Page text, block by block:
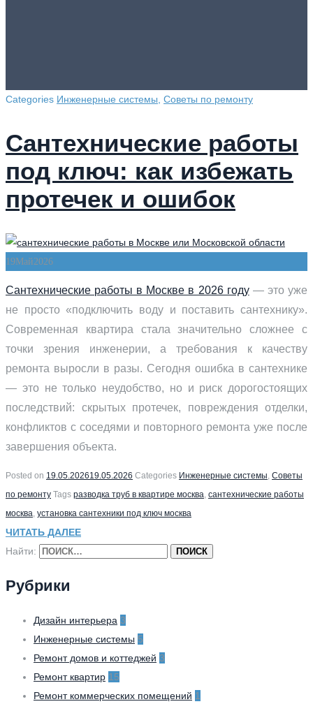
Categories Инженерные системы, Советы по ремонту
Сантехнические работы
под ключ: как избежать
протечек и ошибок
19Май2026
Сантехнические работы в Москве в 2026 году— это уже
не просто «подключить воду и поставить сантехнику».
Современная квартира стала значительно сложнее с
точки зрения инженерии, а требования к качеству
ремонта выросли в разы. Сегодня ошибка в сантехнике
— это не только неудобство, но и риск дорогостоящих
последствий: скрытых протечек, повреждения отделки,
конфликтов с соседями и повторного ремонта уже после
завершения объекта.
Posted on 19.05.202619.05.2026 Categories Инженерные системы, Советы
по ремонту Tags разводка труб в квартире москва, сантехнические работы
москва, установка сантехники под ключ москва
ЧИТАТЬ ДАЛЕЕ
Найти:
Рубрики
Дизайн интерьера 3
Инженерные системы 5
Ремонт домов и коттеджей 3
Ремонт квартир 15
Ремонт коммерческих помещений 1